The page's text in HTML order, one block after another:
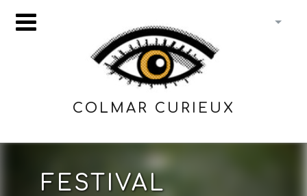
COLMAR CURIEUX
FESTIVAL